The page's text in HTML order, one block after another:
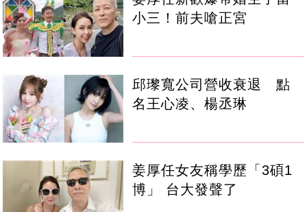
小三！前夫嗆正宮
邱瓈寬公司營收衰退 點
名王心凌、楊丞琳
姜厚任女友稱學歷「3碩1
博」 台大發聲了